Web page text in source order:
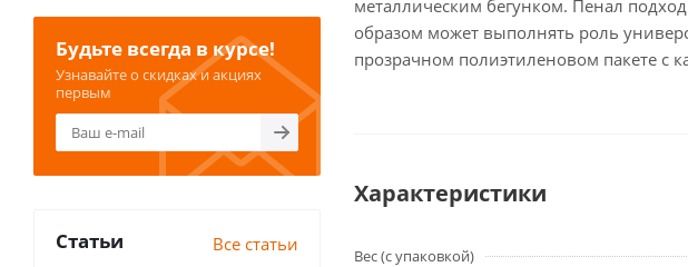
металлическим бегунком. Пенал
образом может выполнять роль
прозрачном полиэтиленовом пакете с
Характеристики
Вес (с упаковкой)
Будьте всегда в курсе!
Узнавайте о скидках и акциях
первым
Статьи Все статьи